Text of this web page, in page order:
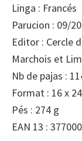
Linga : Francés
Parucion : 09/
Editor : Cercle
Marchois et
Nb de pajas :
Format : 16 x
Pés : 274 g
EAN 13 :